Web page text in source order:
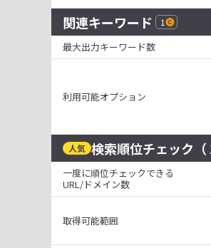
関連キーワード 1
最大出力キーワード数
利用可能オプション
人気 検索順位チェック
一度に順位チェックできる
URL/ドメイン数
取得可能範囲